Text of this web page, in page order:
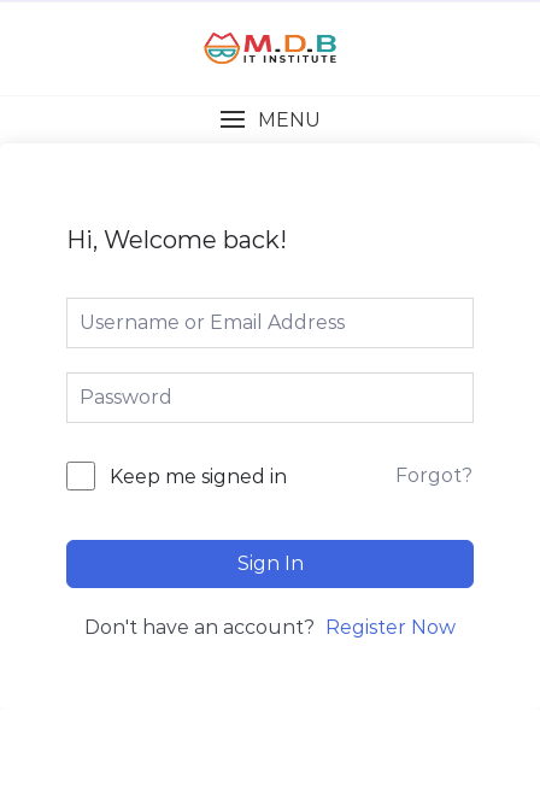
MENU
Hi, Welcome back!
Keep me signed in Forgot?
Sign In
Don't have an account? Register Now